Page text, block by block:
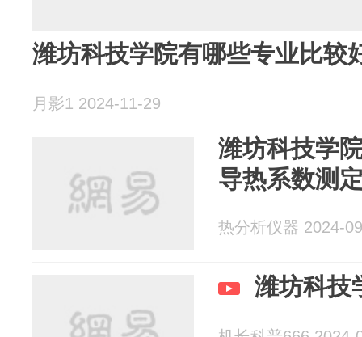
潍坊科技学院有哪些专业比较
月影1 2024-11-29
潍坊科技学
导热系数测
热分析仪器 2024-
潍坊科技